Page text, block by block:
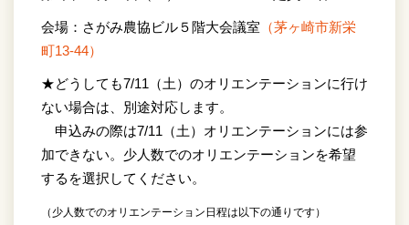
会場：さがみ農協ビル５階大会議室 （茅ヶ崎市新栄
町13-44）
★どうしても7/11（土）のオリエンテーションに行け
ない場合は、別途対応します。
申込みの際は7/11（土）オリエンテーションには参
加できない。少人数でのオリエンテーションを希望
するを選択してください。
（少人数でのオリエンテーション日程は以下の通りです）